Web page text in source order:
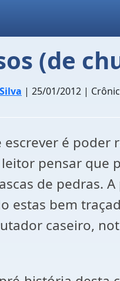
(de
| 25/01/2012 |
é
pensar que
de pedras.
estas bem
caseiro,